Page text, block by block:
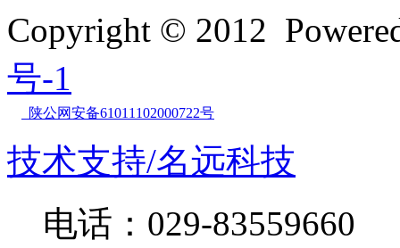
Copyright © 2012
号-1
陕公网安备61011102000722号
技术支持/名远科技
电话：029-83559660